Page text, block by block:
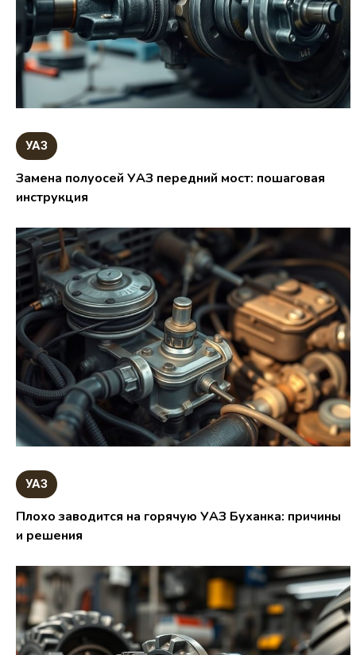
УАЗ
Замена полуосей УАЗ передний мост: пошаговая
инструкция
УАЗ
Плохо заводится на горячую УАЗ Буханка: причины
и решения